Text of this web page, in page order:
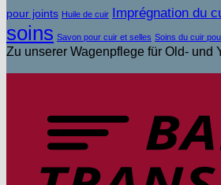
pour joints Huile de cuir Imprégnation du
soins Savon pour cuir et selles Soins du cuir
Zu unserer Wagenpflege für Old- und